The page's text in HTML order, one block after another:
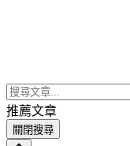
推薦文章
關閉搜尋